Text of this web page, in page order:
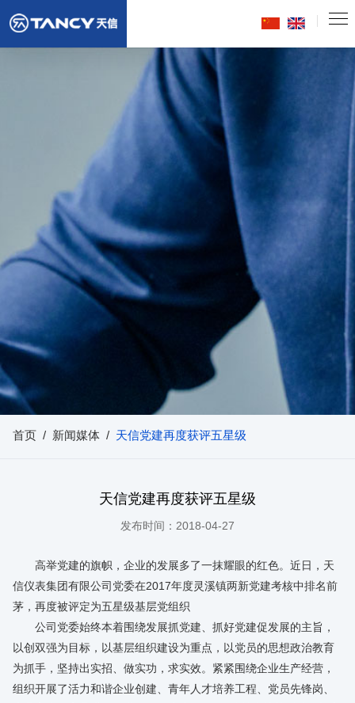
首页 / 新闻媒体 / 天信党建再度获评五星级
天信党建再度获评五星级
发布时间：2018-04-27
高举党建的旗帜，企业的发展多了一抹耀眼的红色。近日，天
信仪表集团有限公司党委在2017年度灵溪镇两新党建考核中排名前
茅，再度被评定为五星级基层党组织
公司党委始终本着围绕发展抓党建、抓好党建促发展的主旨，
以创双强为目标，以基层组织建设为重点，以党员的思想政治教育
为抓手，坚持出实招、做实功，求实效。紧紧围绕企业生产经营，
组织开展了活力和谐企业创建、青年人才培养工程、党员先锋岗、